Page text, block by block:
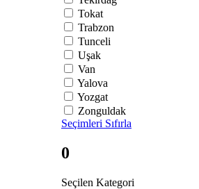
Tokat
Trabzon
Tunceli
Uşak
Van
Yalova
Yozgat
Zonguldak
Seçimleri Sıfırla
0
Seçilen Kategori